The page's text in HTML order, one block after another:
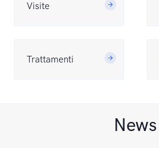
Visite
Trattamenti
News